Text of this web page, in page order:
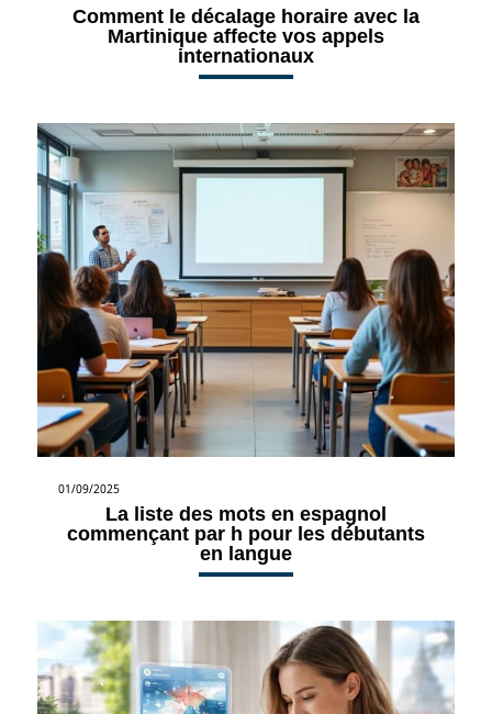
Comment le décalage horaire avec la
Martinique affecte vos appels
internationaux
01/09/2025
La liste des mots en espagnol
commençant par h pour les débutants
en langue